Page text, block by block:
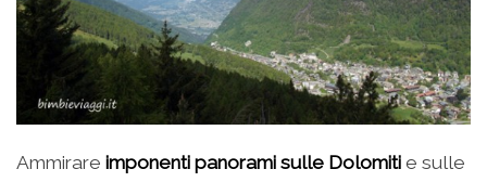
Ammirare imponenti panorami sulle Dolomiti e sulle